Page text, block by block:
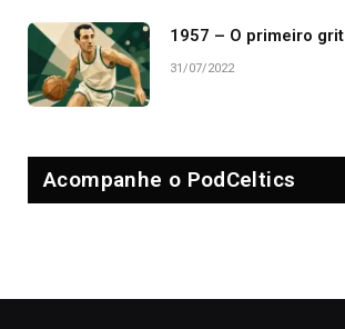
1957 – O primeiro
31/07/2022
Acompanhe o PodCeltics